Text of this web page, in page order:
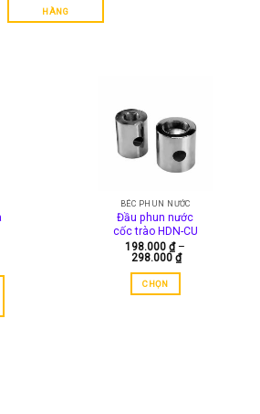
HÀNG
BÉC PHUN NƯỚC
Đầu phun nước
cốc trào HDN-CU
198.000₫ –
298.000₫Khoảng
CHỌN